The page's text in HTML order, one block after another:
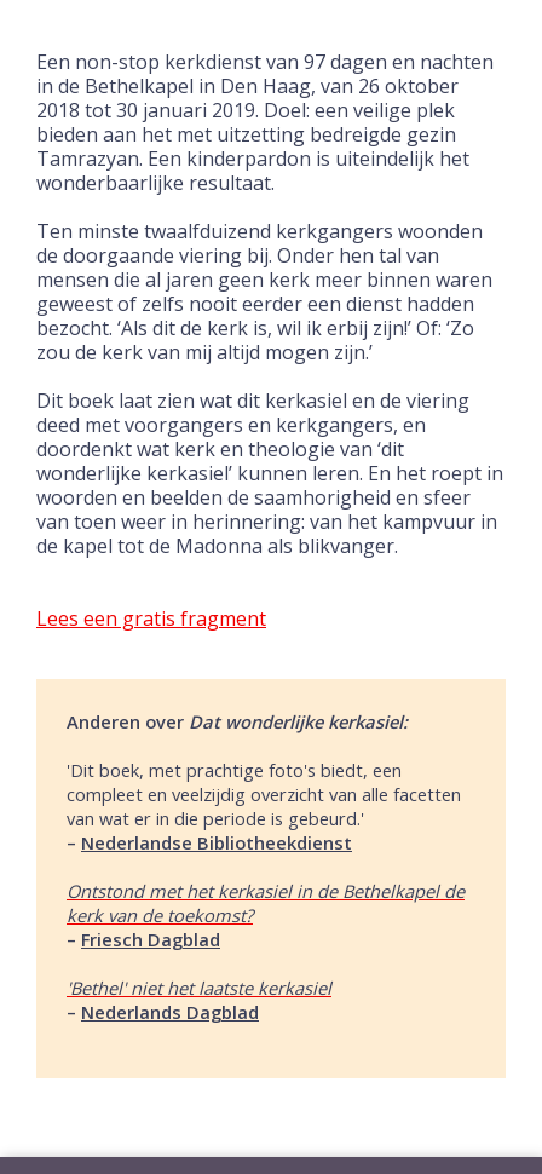
Een non-stop kerkdienst van 97 dagen en nachten
in de Bethelkapel in Den Haag, van 26 oktober
2018 tot 30 januari 2019. Doel: een veilige plek
bieden aan het met uitzetting bedreigde gezin
Tamrazyan. Een kinderpardon is uiteindelijk het
wonderbaarlijke resultaat.
Ten minste twaalfduizend kerkgangers woonden
de doorgaande viering bij. Onder hen tal van
mensen die al jaren geen kerk meer binnen waren
geweest of zelfs nooit eerder een dienst hadden
bezocht. ‘Als dit de kerk is, wil ik erbij zijn!’ Of: ‘Zo
zou de kerk van mij altijd mogen zijn.’
Dit boek laat zien wat dit kerkasiel en de viering
deed met voorgangers en kerkgangers, en
doordenkt wat kerk en theologie van ‘dit
wonderlijke kerkasiel’ kunnen leren. En het roept in
woorden en beelden de saamhorigheid en sfeer
van toen weer in herinnering: van het kampvuur in
de kapel tot de Madonna als blikvanger.
Lees een gratis fragment
Anderen over Dat wonderlijke kerkasiel:
'Dit boek, met prachtige foto's biedt, een
compleet en veelzijdig overzicht van alle facetten
van wat er in die periode is gebeurd.'
– Nederlandse Bibliotheekdienst
Ontstond met het kerkasiel in de Bethelkapel de
kerk van de toekomst?
– Friesch Dagblad
'Bethel' niet het laatste kerkasiel
– Nederlands Dagblad